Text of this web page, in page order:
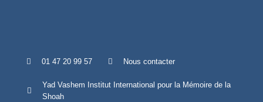
01 47 20 99 57 Nous contacter
Yad Vashem Institut International pour la Mémoire de la
Shoah